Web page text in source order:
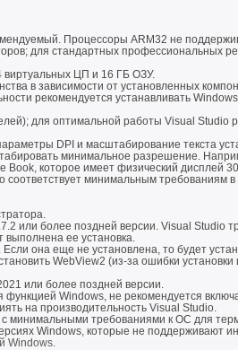
Процессоры ARM32 не
для стандартных профессиональных
виртуальных ЦП и 16 ГБ ОЗУ.
в зависимости от установленных
рекомендуется устанавливать
для оптимальной работы Visual Studio
DPI и масштабирование текста
минимальное разрешение.
которое имеет физический дисплей
соответствует минимальным требованиям
или более поздней версии. Visual Studio
ее установка.
она еще не установлена, то будет
WebView2 (из-за ошибки установки
или более поздней версии.
Windows, не рекомендуется
на производительность Visual Studio.
минимальными требованиями к ОС для
Windows, которые не поддерживают
Windows.